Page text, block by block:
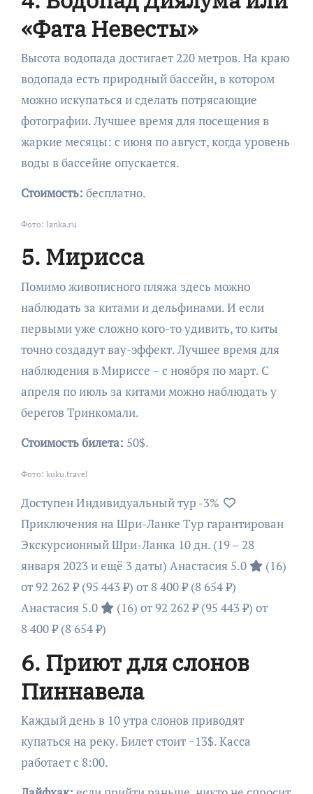
«Фата Невесты»
Высота водопада достигает 220 метров. На краю
водопада есть природный бассейн, в котором
можно искупаться и сделать потрясающие
фотографии. Лучшее время для посещения в
жаркие месяцы: с июня по август, когда уровень
воды в бассейне опускается.
Стоимость: бесплатно.
Фото: lanka.ru
5. Мирисса
Помимо живописного пляжа здесь можно
наблюдать за китами и дельфинами. И если
первыми уже сложно кого-то удивить, то киты
точно создадут вау-эффект. Лучшее время для
наблюдения в Мириссе – с ноября по март. С
апреля по июль за китами можно наблюдать у
берегов Тринкомали.
Стоимость билета: 50$.
Фото: kuku.travel
Доступен Индивидуальный тур -3%
Приключения на Шри-Ланке Тур гарантирован
Экскурсионный Шри-Ланка 10 дн. (19 – 28
января 2023 и ещё 3 даты) Анастасия 5.0
(16)
от 92 262 ₽(95 443 ₽) от 8 400 ₽(8 654 ₽)
Анастасия 5.0
(16) от 92 262 ₽(95 443 ₽) от
8 400 ₽(8 654 ₽)
6. Приют для слонов
Пиннавела
Каждый день в 10 утра слонов приводят
купаться на реку. Билет стоит ~13$. Касса
работает с 8:00.